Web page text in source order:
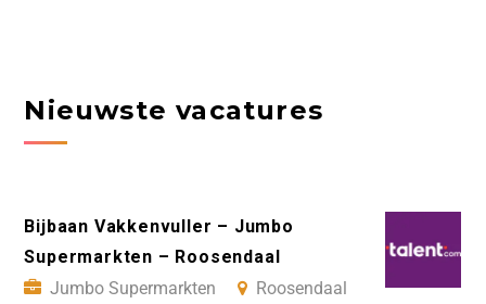
Nieuwste vacatures
Bijbaan Vakkenvuller – Jumbo
Supermarkten – Roosendaal
Jumbo Supermarkten
Roosendaal